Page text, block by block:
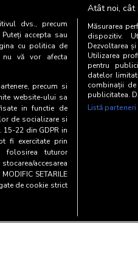
si companiilor din
date în cadrul SATI DMP,
utilizatorii sau
cu reprezentantii BRAT.
precum si conditiile in care
link:Solicita informatii
dvs., precum
accepta sau
cu politica de
nu vă vor afecta
precum si
website-ului sa
in functie de
de socializare si
22 din GDPR in
fi exercitate prin
folosirea tuturor
accesarea
SETARILE
de cookie strict
Atât noi, cât
Măsurarea
dispozitiv.
Dezvoltarea
Utilizarea
pentru
datelor
combinații
publicitatea.
Listă